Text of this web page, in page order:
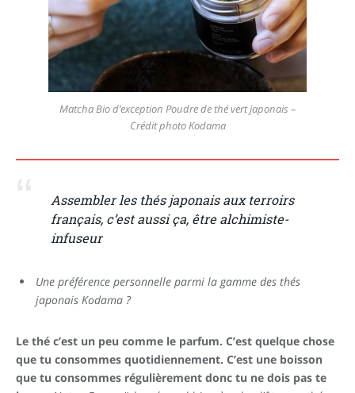
Matcha Bio d’exception Poudre de thé vert japonais –
Crédit photo Kodama
Assembler les thés japonais aux terroirs
français, c’est aussi ça, être alchimiste-
infuseur
Une préférence personnelle parmi la gamme des thés
japonais Kodama ?
Le thé c’est un peu comme le parfum. C’est quelque chose
que tu consommes quotidiennement. C’est une boisson
que tu consommes régulièrement donc tu ne dois pas te